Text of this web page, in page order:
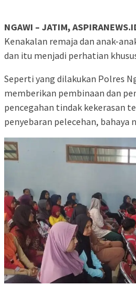
NGAWI – JATIM,
Kenakalan remaja dan anak-
dan itu menjadi perhatian
Seperti yang dilakukan Polres
memberikan pembinaan dan
pencegahan tindak kekerasan
penyebaran pelecehan, bahaya